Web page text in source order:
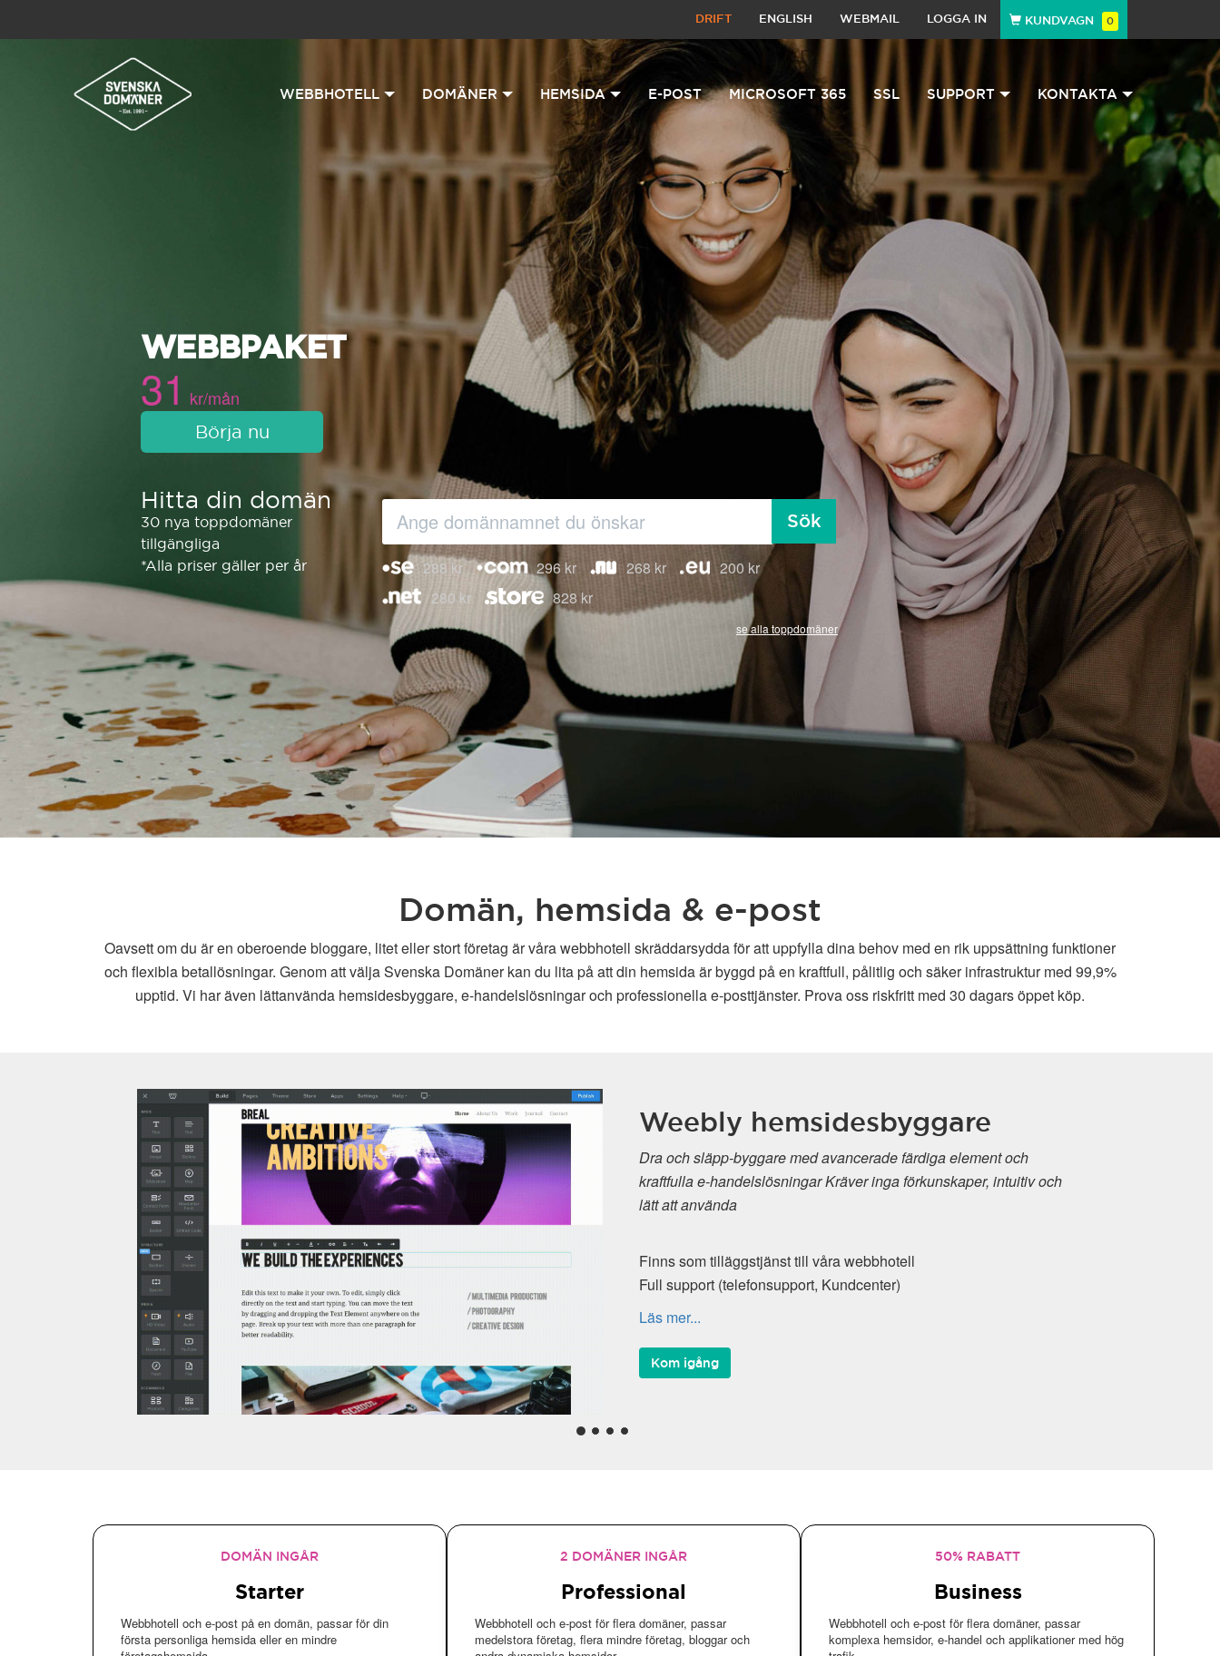
DRIFT ENGLISH WEBMAIL LOGGA IN KUNDVAGN 0
WEBBHOTELL DOMÄNER HEMSIDA E-POST MICROSOFT 365 SSL SUPPORT KONTAKTA
WEBBPAKET
31 kr/mån
Börja nu
Hitta din domän
30 nya toppdomäner
tillgängliga
*Alla priser gäller per år
Sök
288 kr 296 kr 268 kr
200 kr
280 kr
828 kr
se alla toppdomäner
Domän, hemsida & e-post
Oavsett om du är en oberoende bloggare, litet eller stort företag är våra webbhotell skräddarsydda för att uppfylla dina behov med en rik uppsättning funktioner
och flexibla betallösningar. Genom att välja Svenska Domäner kan du lita på att din hemsida är byggd på en kraftfull, pålitlig och säker infrastruktur med 99,9%
upptid. Vi har även lättanvända hemsidesbyggare, e-handelslösningar och professionella e-posttjänster. Prova oss riskfritt med 30 dagars öppet köp.
Weebly hemsidesbyggare
Dra och släpp-byggare med avancerade färdiga element och
kraftfulla e-handelslösningar Kräver inga förkunskaper, intuitiv och
lätt att använda
Finns som tilläggstjänst till våra webbhotell
Full support (telefonsupport, Kundcenter)
Läs mer...
Kom igång
DOMÄN INGÅR
Starter
Webbhotell och e-post på en domän, passar för din
första personliga hemsida eller en mindre
2 DOMÄNER INGÅR
Professional
Webbhotell och e-post för flera domäner, passar
medelstora företag, flera mindre företag, bloggar och
50% RABATT
Business
Webbhotell och e-post för flera domäner, passar
komplexa hemsidor, e-handel och applikationer med hög